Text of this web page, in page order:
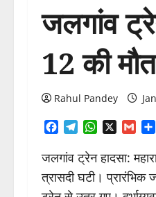
जलगांव
12 की
Rahul Pandey
Facebook
TelegramWhatsApp
जलगांव ट्रेन हादसा:
त्रासदी घटी।